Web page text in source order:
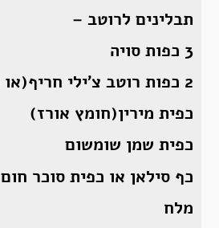
תבלינים לרוטב –
3 כפות סויה
2 כפות רוטב צ’ילי חריף(או מתוק)
כפית מירין(חומץ אורז)
כפית שמן שומשום
כף סילאן או כפית סוכר חום
מלח